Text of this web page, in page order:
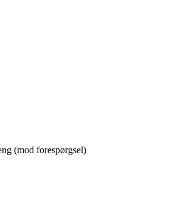
(mod forespørgsel)